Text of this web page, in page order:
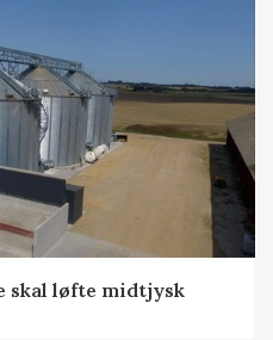
skal løfte midtjysk